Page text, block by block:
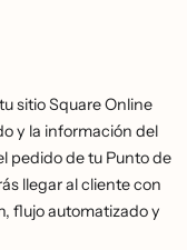
sitio Square Online
y la información del
pedido de tu Punto de
llegar al cliente con
flujo automatizado y